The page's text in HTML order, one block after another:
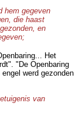
hem gegeven
die haast
en
Het
"De Openbaring
werd gezonden
van